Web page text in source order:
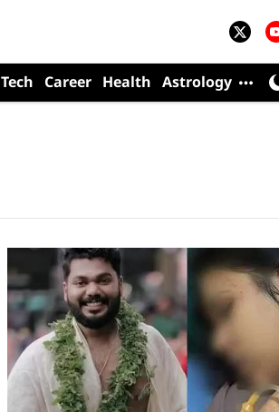
Tech Career Health Astrology